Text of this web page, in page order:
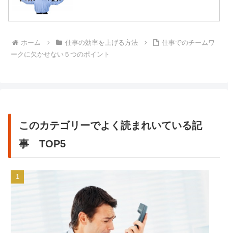
ホーム 仕事の効率を上げる方法
仕事でのチームワ
ークに欠かせない５つのポイント
このカテゴリーでよく読まれいている記
事 TOP5